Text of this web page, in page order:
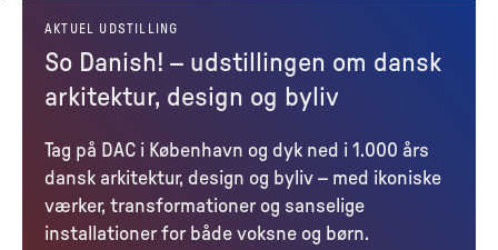
AKTUEL UDSTILLING
So Danish! – udstillingen om dansk
arkitektur, design og byliv
Tag på DAC i København og dyk ned i 1.000 års
dansk arkitektur, design og byliv – med ikoniske
værker, transformationer og sanselige
installationer for både voksne og børn.